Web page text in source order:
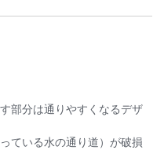
部分は通りやすくなるデザ
ている水の通り道）が破損